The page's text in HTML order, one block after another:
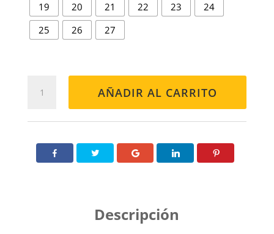
19 20 21 22 23
24
25
26 27
171-
MULTICOLOR
AÑADIR AL CARRITO